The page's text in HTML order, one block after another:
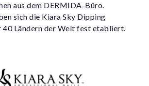
aus dem DERMIDA-Büro.
sich die Kiara Sky Dipping
40 Ländern der Welt fest etabliert.